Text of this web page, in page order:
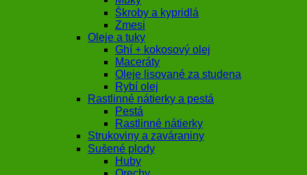
Škroby a kypridlá
Zmesi
Oleje a tuky
Ghí + kokosový olej
Maceráty
Oleje lisované za studena
Rybí olej
Rastlinné nátierky a pestá
Pestá
Rastlinné nátierky
Strukoviny a zaváraniny
Sušené plody
Huby